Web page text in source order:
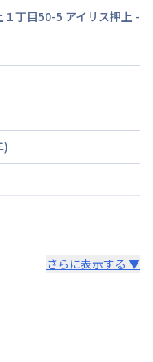
丁目50-5 アイリス押上 -
)
さらに表示する ▼